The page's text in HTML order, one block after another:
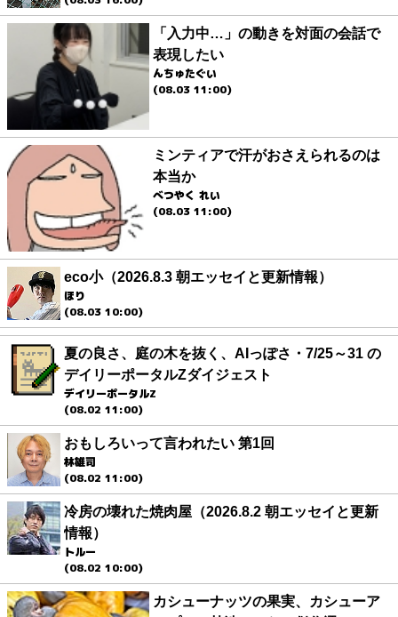
「入力中…」の動きを対面の会話で
表現したい
んちゅたぐい
(08.03 11:00)
ミンティアで汗がおさえられるのは
本当か
べつやく れい
(08.03 11:00)
eco小（2026.8.3 朝エッセイと更新情報）
ほり
(08.03 10:00)
夏の良さ、庭の木を抜く、AIっぽさ・7/25～31 の
デイリーポータルZダイジェスト
デイリーポータルZ
(08.02 11:00)
おもしろいって言われたい 第1回
林雄司
(08.02 11:00)
冷房の壊れた焼肉屋（2026.8.2 朝エッセイと更新
情報）
トルー
(08.02 10:00)
カシューナッツの果実、カシューア